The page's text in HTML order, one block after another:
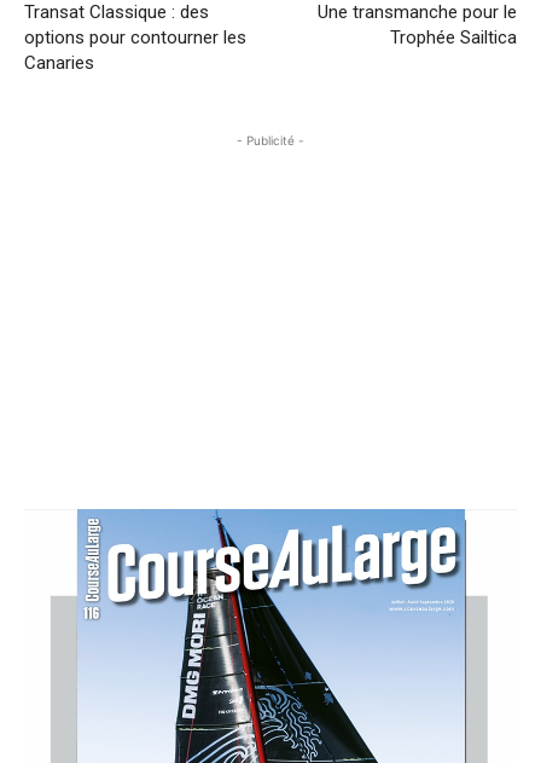
Transat Classique : des
options pour contourner les
Canaries
Une transmanche pour le
Trophée Sailtica
- Publicité -